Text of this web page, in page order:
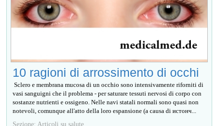
10 ragioni di arrossimento di occhi
Sclero e membrana mucosa di un occhio sono intensivamente riforniti di
vasi sanguigni che il problema - per saturare tessuti nervosi di corpo con
sostanze nutrienti e ossigeno. Nelle navi statali normali sono quasi non
notevoli, comunque all'atto della loro espansione (a causa di истонч...
Sezione: Articoli su salute